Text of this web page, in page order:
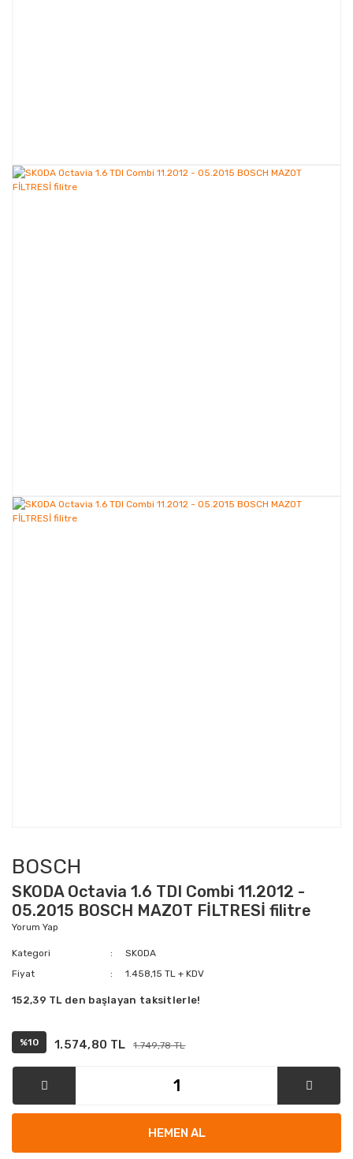
BOSCH
SKODA Octavia 1.6 TDI Combi 11.2012 -
05.2015 BOSCH MAZOT FİLTRESİ filitre
Yorum Yap
Kategori
SKODA
Fiyat
1.458,15 TL + KDV
152,39 TL den başlayan taksitlerle!
%10 1.574,80 TL 1.749,78 TL
HEMEN AL